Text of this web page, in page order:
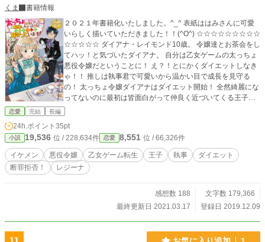
くま
書籍情報
２０２１年書籍化いたしました。^_^ 表紙ははみさんに可愛
いらしく描いていただきました！！(^O^) ☆☆☆☆☆☆☆☆☆
☆☆☆☆☆ ダイアナ・レイモンド10歳。 令嬢達とお茶会をし
てハッ！と気づいたダイアナ。 自分は乙女ゲームの太っちょ
悪役令嬢だということに！ え？！とにかくダイエットしなき
ゃ！！ 推しは執事君で可愛いから温かい目で成長を見守る
の！ 太っちょ令嬢ダイアナはダイエット開始！ 全然綺麗にな
ってないのに最初は皆面白がって仲良く近づいてくる王子
達。 クールで素敵な令嬢になっていこうと頑張るダイアナと
れませんが基本コメディで書かせていただきます！ R指定は
一応保険。(*≧∀≦*) 更新は不定期です。ごめんなさい。
恋愛 完結 長編
24h.ポイント 35pt
小説 19,536 位 / 228,634件 恋愛 8,551 位 / 66,326件
イケメン 悪役令嬢 乙女ゲーム転生 王子 執事
ダイエット
断罪拒否！
レジーナ
感想数 188
文字数 179,366
最終更新日 2021.03.17
登録日 2019.12.09